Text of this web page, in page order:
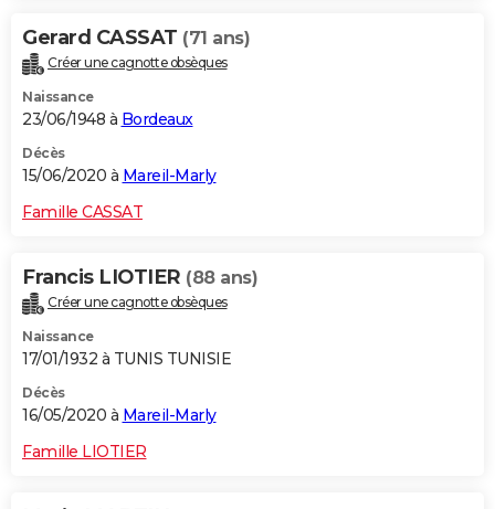
Gerard CASSAT (71 ans)
Créer une cagnotte obsèques
Naissance
23/06/1948 à Bordeaux
Décès
15/06/2020 à Mareil-Marly
Famille CASSAT
Francis LIOTIER (88 ans)
Créer une cagnotte obsèques
Naissance
17/01/1932 à TUNIS TUNISIE
Décès
16/05/2020 à Mareil-Marly
Famille LIOTIER